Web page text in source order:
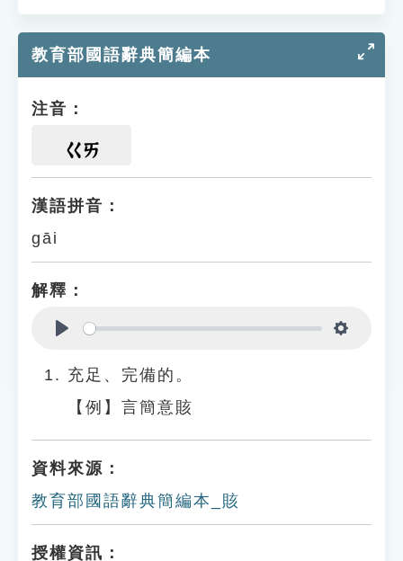
教育部國語辭典簡編本
注音：
ㄍㄞ
漢語拼音：
gāi
解釋：
充足、完備的。
【例】言簡意賅
資料來源：
教育部國語辭典簡編本_賅
授權資訊：